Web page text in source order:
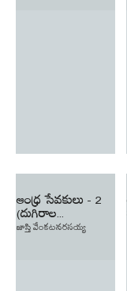
ఆంధ్ర సేవకులు - 2
(దుగిరాల...
జాస్తి వేంకటనరసయ్య